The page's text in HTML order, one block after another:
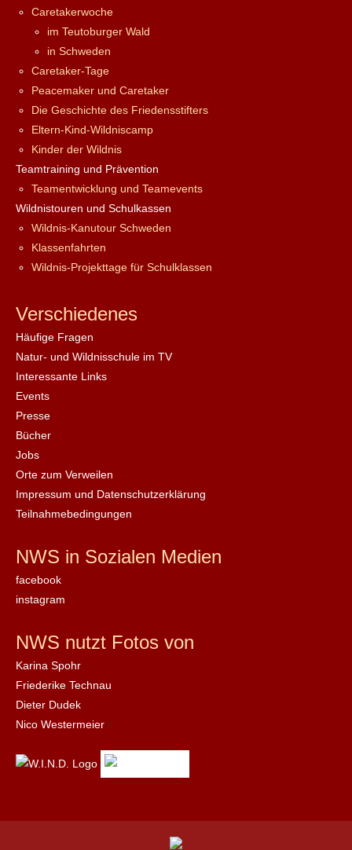
Caretakerwoche
im Teutoburger Wald
in Schweden
Caretaker-Tage
Peacemaker und Caretaker
Die Geschichte des Friedensstifters
Eltern-Kind-Wildniscamp
Kinder der Wildnis
Teamtraining und Prävention
Teamentwicklung und Teamevents
Wildnistouren und Schulkassen
Wildnis-Kanutour Schweden
Klassenfahrten
Wildnis-Projekttage für Schulklassen
Verschiedenes
Häufige Fragen
Natur- und Wildnisschule im TV
Interessante Links
Events
Presse
Bücher
Jobs
Orte zum Verweilen
Impressum und Datenschutzerklärung
Teilnahmebedingungen
NWS in Sozialen Medien
facebook
instagram
NWS nutzt Fotos von
Karina Spohr
Friederike Technau
Dieter Dudek
Nico Westermeier